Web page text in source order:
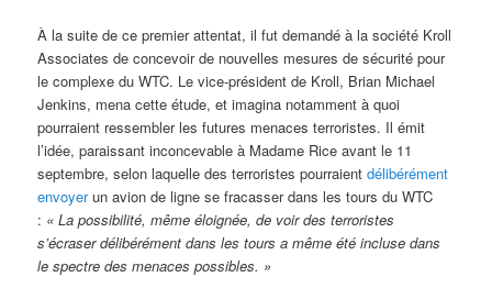
À la suite de ce premier attentat, il fut demandé à la société Kroll
Associates de concevoir de nouvelles mesures de sécurité pour
le complexe du WTC. Le vice-président de Kroll, Brian Michael
Jenkins, mena cette étude, et imagina notamment à quoi
pourraient ressembler les futures menaces terroristes. Il émit
l’idée, paraissant inconcevable à Madame Rice avant le 11
septembre, selon laquelle des terroristes pourraientdélibérément
envoyerun avion de ligne se fracasser dans les tours du WTC
: « La possibilité, même éloignée, de voir des terroristes
s’écraser délibérément dans les tours a même été incluse dans
le spectre des menaces possibles. »